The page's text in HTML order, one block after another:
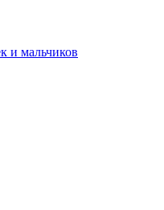
и мальчиков